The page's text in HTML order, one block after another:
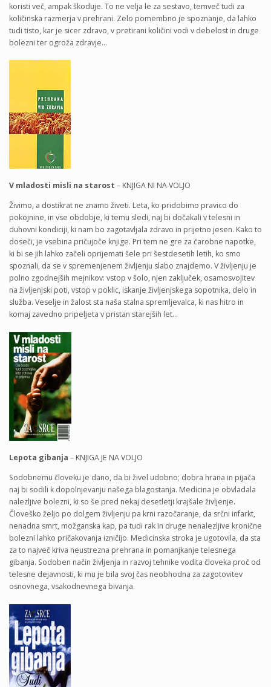
koristi več, ampak škoduje. To ne velja le za sestavo, temveč tudi za
količinska razmerja v prehrani. Zelo pomembno je spoznanje, da lahko
tudi tisto, kar je sicer zdravo, v pretirani količini vodi v debelost in druge
bolezni ter ogroža zdravje…
V mladosti misli na starost – KNJIGA NI NA VOLJO
Živimo, a dostikrat ne znamo živeti. Leta, ko pridobimo pravico do
pokojnine, in vse obdobje, ki temu sledi, naj bi dočakali v telesni in
duhovni kondiciji, ki nam bo zagotavljala zdravo in prijetno jesen. Kako to
doseči, je vsebina pričujoče knjige. Pri tem ne gre za čarobne napotke,
ki bi se jih lahko začeli oprijemati šele pri šestdesetih letih, ko smo
spoznali, da se v spremenjenem življenju slabo znajdemo. V življenju je
polno zgodnejših mejnikov: vstop v šolo, njen zaključek, osamosvojitev
na življenjski poti, vstop v poklic, iskanje življenjskega sopotnika, delo in
služba. Veselje in žalost sta naša stalna spremljevalca, ki nas hitro in
komaj zavedno pripeljeta v pristan starejših let…
Lepota gibanja – KNJIGA JE NA VOLJO
Sodobnemu človeku je dano, da bi živel udobno; dobra hrana in pijača
naj bi sodili k dopolnjevanju našega blagostanja. Medicina je obvladala
nalezljive bolezni, ki so še pred nekaj desetletji krajšale življenje.
Človeško željo po dolgem življenju pa krni razočaranje, da srčni infarkt,
nenadna smrt, možganska kap, pa tudi rak in druge nenalezljive kronične
bolezni lahko pričakovanja izničijo. Medicinska stroka je ugotovila, da sta
za to največ kriva neustrezna prehrana in pomanjkanje telesnega
gibanja. Sodoben način življenja in razvoj tehnike vodita človeka proč od
telesne dejavnosti, ki mu je bila svoj čas neobhodna za zagotovitev
osnovnega, vsakodnevnega bivanja.